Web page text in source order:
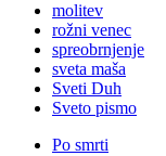
molitev
rožni venec
spreobrnjenje
sveta maša
Sveti Duh
Sveto pismo
Po smrti